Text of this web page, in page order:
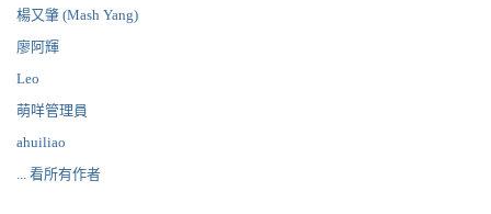
楊又肇 (Mash Yang)
廖阿輝
Leo
萌咩管理員
ahuiliao
... 看所有作者